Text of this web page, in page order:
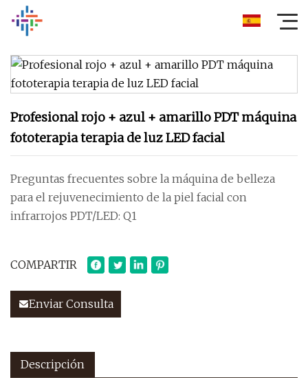
Profesional rojo + azul + amarillo PDT máquina
fototerapia terapia de luz LED facial
Preguntas frecuentes sobre la máquina de belleza
para el rejuvenecimiento de la piel facial con
infrarrojos PDT/LED: Q1
COMPARTIR
Enviar Consulta
Descripción